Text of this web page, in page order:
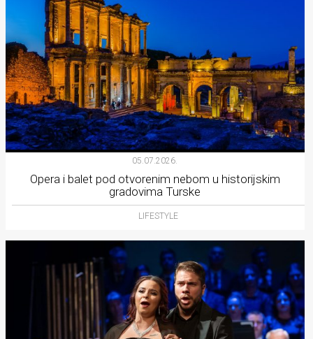
05.07.2026.
Opera i balet pod otvorenim nebom u historijskim
gradovima Turske
LIFESTYLE